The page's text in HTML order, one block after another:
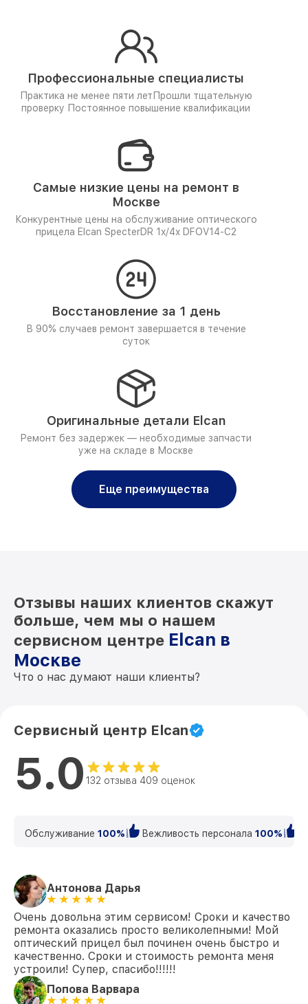
Профессиональные специалисты
Практика не менее пяти лет Прошли тщательную
проверку Постоянное повышение квалификации
Самые низкие цены на ремонт в
Москве
Конкурентные цены на обслуживание оптического
прицела Elcan SpecterDR 1x/4x DFOV14-C2
Восстановление за 1 день
В 90% случаев ремонт завершается в течение
суток
Оригинальные детали Elcan
Ремонт без задержек — необходимые запчасти
уже на складе в Москве
Еще преимущества
Отзывы наших клиентов скажут
больше, чем мы о нашем
сервисном центре Elcan в
Москве
Что о нас думают наши клиенты?
Сервисный центр Elcan
5.0 132 отзыва 409 оценок
Обслуживание 100% Вежливость персонала 100%
Антонова Дарья
Очень довольна этим сервисом! Сроки и качество
ремонта оказались просто великолепными! Мой
оптический прицел был починен очень быстро и
качественно. Сроки и стоимость ремонта меня
устроили! Супер, спасибо!!!!!!
Попова Варвара